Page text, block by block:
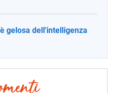
gelosa dell'intelligenza